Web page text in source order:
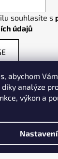
abychom
analýze
výkon a
Nastavení
souhlasíte s
údajů